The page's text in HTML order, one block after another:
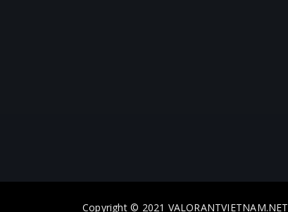
Copyright © 2021 VALORANTVIETNAM.NET